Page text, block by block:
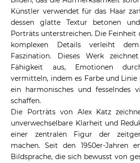
Künstler verwendet für das Haar
dessen glatte Textur betonen
Porträts unterstreichen. Die
komplexen Details verleiht
Faszination. Dieses Werk
Fähigkeit aus, Emotionen
vermitteln, indem es Farbe und Linie
ein harmonisches und fesselndes
schaffen.
Die Porträts von Alex Katz
unverwechselbare Klarheit und
einer zentralen Figur der
machen. Seit den 1950er-Jahren
Bildsprache, die sich bewusst von